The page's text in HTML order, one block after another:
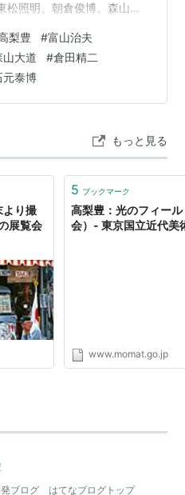
松照明、朝倉俊博、森山大
。
梨豊 #富山治夫
山大道 #倉田精二
元泰博
もっと見る
より撮
展覧会
5 ブックマーク
高梨豊：光のフィー
会）- 東京国立近代美
www.momat.go.jp
ブログ はてなブログトップ